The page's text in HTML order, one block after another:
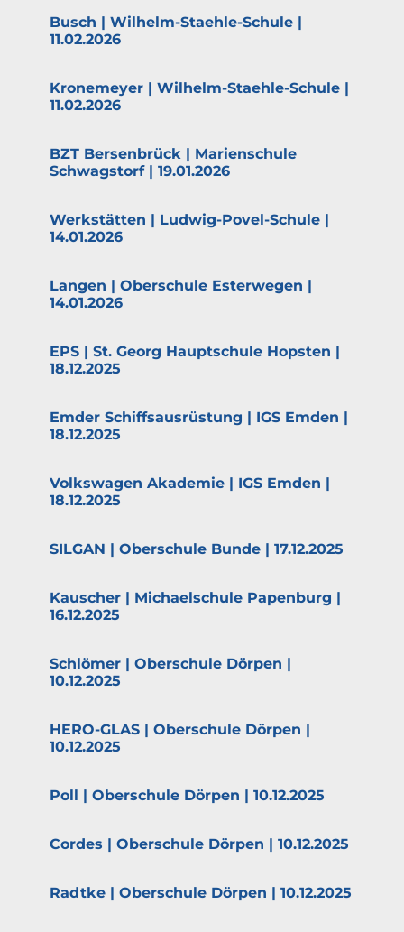
Busch | Wilhelm-Staehle-Schule |
11.02.2026
Krone­meyer | Wilhelm-Staehle-Schule |
11.02.2026
BZT Bersen­brück | Marien­schule
Schwagstorf | 19.01.2026
Werkstätten | Ludwig-Povel-Schule |
14.01.2026
Langen | Oberschule Ester­wegen |
14.01.2026
EPS | St. Georg Haupt­schule Hopsten |
18.12.2025
Emder Schiffs­aus­rüstung | IGS Emden |
18.12.2025
Volks­wagen Akademie | IGS Emden |
18.12.2025
SILGAN | Oberschule Bunde | 17.12.2025
Kauscher | Michael­schule Papenburg |
16.12.2025
Schlömer | Oberschule Dörpen |
10.12.2025
HERO-GLAS | Oberschule Dörpen |
10.12.2025
Poll | Oberschule Dörpen | 10.12.2025
Cordes | Oberschule Dörpen | 10.12.2025
Radtke | Oberschule Dörpen | 10.12.2025